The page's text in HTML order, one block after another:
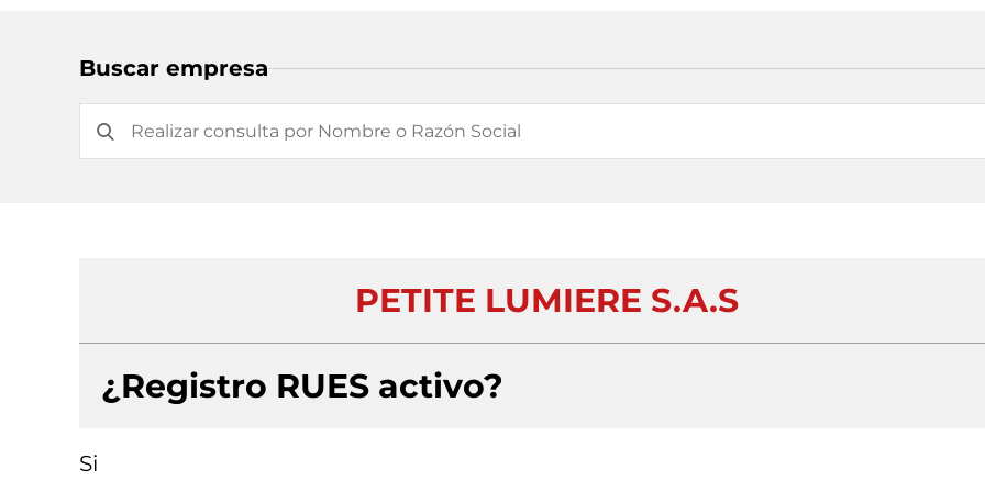
Buscar empresa
PETITE LUMIERE S.A.S
¿Registro RUES activo?
Si